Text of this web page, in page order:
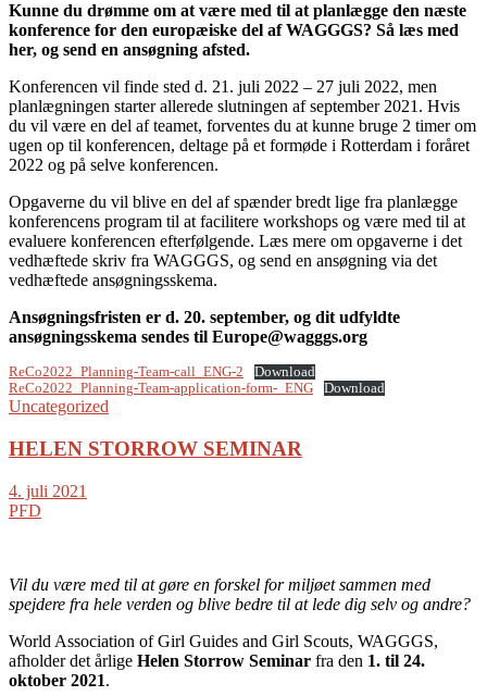
Kunne du drømme om at være med til at planlægge den næste
konference for den europæiske del af WAGGGS? Så læs med
her, og send en ansøgning afsted.
Konferencen vil finde sted d. 21. juli 2022 – 27 juli 2022, men
planlægningen starter allerede slutningen af september 2021. Hvis
du vil være en del af teamet, forventes du at kunne bruge 2 timer om
ugen op til konferencen, deltage på et formøde i Rotterdam i foråret
2022 og på selve konferencen.
Opgaverne du vil blive en del af spænder bredt lige fra planlægge
konferencens program til at facilitere workshops og være med til at
evaluere konferencen efterfølgende. Læs mere om opgaverne i det
vedhæftede skriv fra WAGGGS, og send en ansøgning via det
vedhæftede ansøgningsskema.
Ansøgningsfristen er d. 20. september, og dit udfyldte
ansøgningsskema sendes til Europe@wagggs.org
ReCo2022_Planning-Team-call_ENG-2
Download
ReCo2022_Planning-Team-application-form-_ENG
Download
Uncategorized
HELEN STORROW SEMINAR
4. juli 2021
PFD
Vil du være med til at gøre en forskel for miljøet sammen med
spejdere fra hele verden og blive bedre til at lede dig selv og andre?
World Association of Girl Guides and Girl Scouts, WAGGGS,
afholder det årlige Helen Storrow Seminar fra den 1. til 24.
oktober 2021.